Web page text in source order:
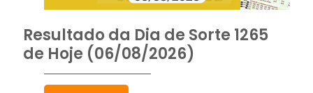
Resultado da Dia de Sorte 1265
de Hoje (06/08/2026)